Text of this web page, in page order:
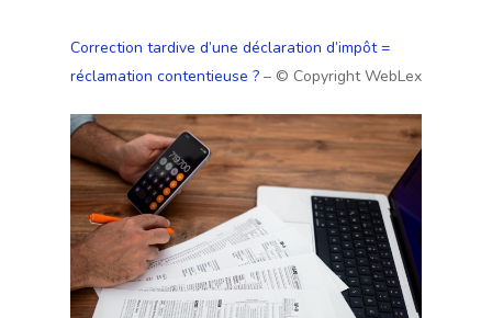
Correction tardive d’une déclaration d’impôt =
réclamation contentieuse ? – © Copyright WebLex